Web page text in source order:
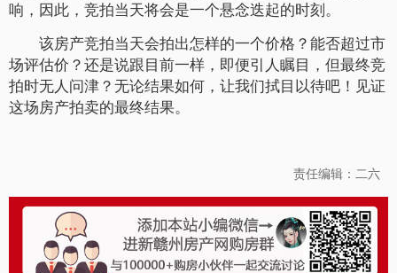
响，因此，竞拍当天将会是一个悬念迭起的时刻。
该房产竞拍当天会拍出怎样的一个价格？能否超过市
场评估价？还是说跟目前一样，即便引人瞩目，但最终竞
拍时无人问津？无论结果如何，让我们拭目以待吧！见证
这场房产拍卖的最终结果。
责任编辑：二六